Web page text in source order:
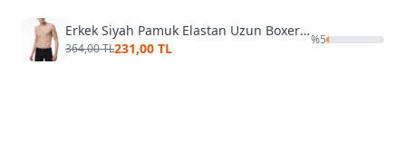
Erkek Siyah Pamuk Elastan Uzun Boxer Malabadi 073
364,00 TL231,00 TL
%5